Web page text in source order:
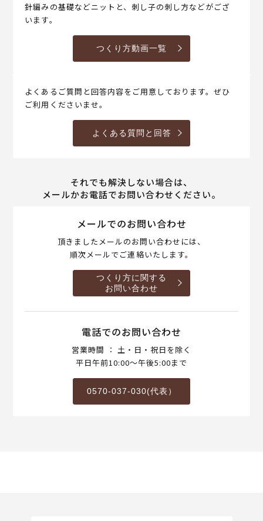
針編みの基礎などニットと、刺し子の刺し方などがござ
います。
つくり方動画一覧
よくあるご質問と回答内容をご用意しております。ぜひ
ご利用くださいませ。
よくある質問と回答
それでも解決しない場合は、
メールかお電話でお問い合わせください。
メールでのお問い合わせ
頂きましたメールのお問い合わせには、
順次メールでご連絡いたします。
つくり方に関する
お問い合わせ
電話でのお問い合わせ
営業時間 ： 土・日・祝日を除く
平日午前10:00～午後5:00まで
0570-037-030(代表）